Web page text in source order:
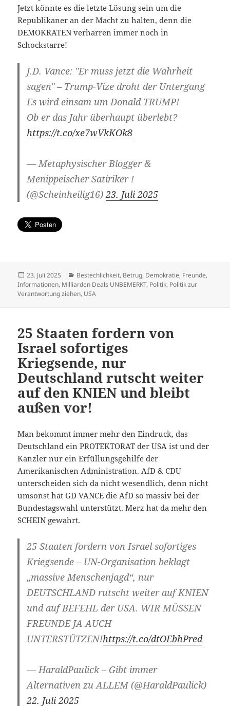
Jetzt könnte es die letzte Lösung sein um die
Republikaner an der Macht zu halten, denn die
DEMOKRATEN verharren immer noch in
Schockstarre!
J.D. Vance: "Er muss jetzt die Wahrheit
sagen" – Trump-Vize droht der Untergang
Es wird einsam um Donald TRUMP!
Ob er das Jahr überhaupt überlebt?
https://t.co/xe7wVkKOk8
— Metaphysischer Blogger &
Menippeischer Satiriker !
(@Scheinheilig16)23. Juli 2025
Veröffentlicht
am
23. Juli 2025 Kategorien
Bestechlichkeit, Betrug, Demokratie, Freunde,
Informationen, Milliarden Deals UNBEMERKT, Politik, Politik zur
Verantwortung ziehen, USA
25 Staaten fordern von
Israel sofortiges
Kriegsende, nur
Deutschland rutscht weiter
auf den KNIEN und bleibt
außen vor!
Man bekommt immer mehr den Eindruck, das
Deutschland ein PROTEKTORAT der USA ist und der
Kanzler nur ein Erfüllungsgehilfe der
Amerikanischen Administration. AfD & CDU
unterscheiden sich da nicht wesendlich, denn nicht
umsonst hat GD VANCE die AfD so massiv bei der
Bundestagswahl unterstützt. Merz hat da mehr den
SCHEIN gewahrt.
25 Staaten fordern von Israel sofortiges
Kriegsende – UN-Organisation beklagt
„massive Menschenjagd“, nur
DEUTSCHLAND rutscht weiter auf KNIEN
und auf BEFEHL der USA. WIR MÜSSEN
FREUNDE JA AUCH
UNTERSTÜTZEN!https://t.co/dtOEbhPred
— HaraldPaulick – Gibt immer
Alternativen zu ALLEM (@HaraldPaulick)
22. Juli 2025